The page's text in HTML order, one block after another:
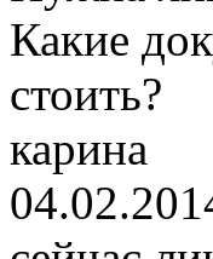
Какие
стоить?
карина